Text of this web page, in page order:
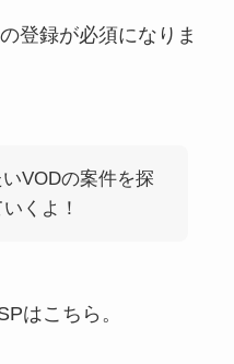
登録が必須になりま
VODの案件を探
くよ！
はこちら。